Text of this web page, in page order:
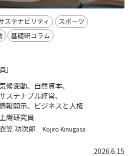
ステナビリティ
スポーツ
基礎研コラム
］
候変動、自然資本、
サステナブル経営、
報開示、ビジネスと人権
上席研究員
衣笠 功次郎 Kojiro Kinugasa
2026.6.15